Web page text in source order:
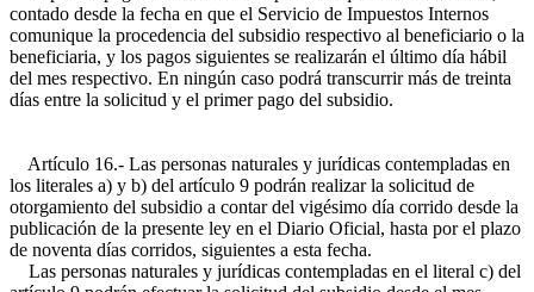
contado desde la fecha en que el Servicio de Impuestos Internos
comunique la procedencia del subsidio respectivo al beneficiario o la
beneficiaria, y los pagos siguientes se realizarán el último día hábil
del mes respectivo. En ningún caso podrá transcurrir más de treinta
días entre la solicitud y el primer pago del subsidio.
Artículo 16.- Las personas naturales y jurídicas contempladas en
los literales a) y b) del artículo 9 podrán realizar la solicitud de
otorgamiento del subsidio a contar del vigésimo día corrido desde la
publicación de la presente ley en el Diario Oficial, hasta por el plazo
de noventa días corridos, siguientes a esta fecha.
Las personas naturales y jurídicas contempladas en el literal c) del